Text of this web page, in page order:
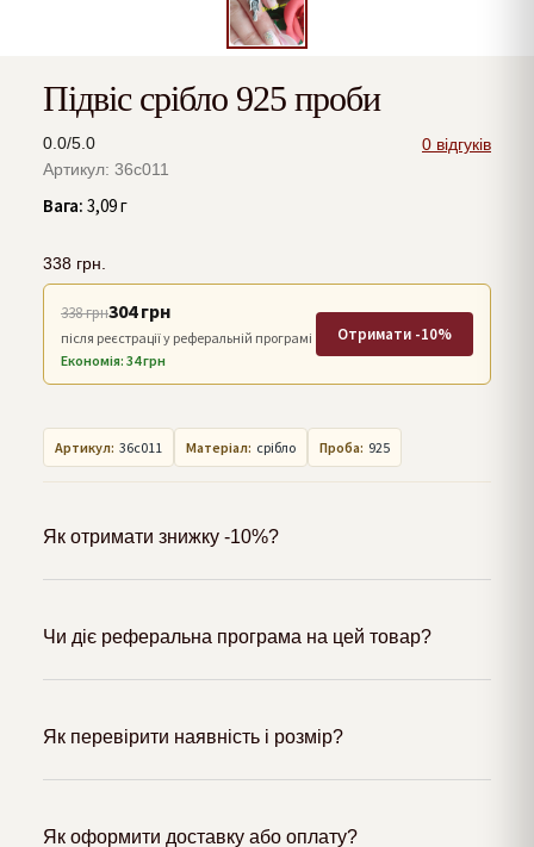
Підвіс срібло 925 проби
0.0/5.0
0 відгуків
Артикул: 36с011
Вага: 3,09 г
338 грн.
338 грн304 грн
після реєстрації у реферальній програмі
Економія: 34 грн
Отримати -10%
Артикул: 36с011 Матеріал: срібло Проба: 925
Як отримати знижку -10%?
Чи діє реферальна програма на цей товар?
Як перевірити наявність і розмір?
Як оформити доставку або оплату?